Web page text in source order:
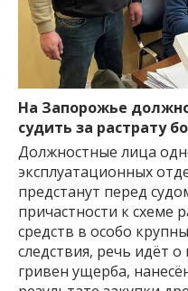
На Запорожье
судить за растрату
Должностные лица
эксплуатационных
предстанут перед
причастности к схеме
средств в особо
следствия, речь идёт
гривен ущерба,